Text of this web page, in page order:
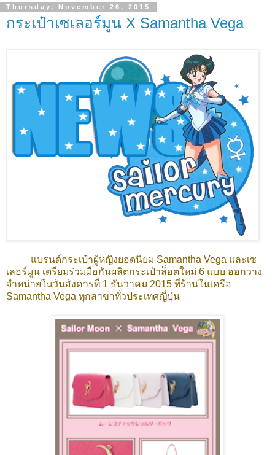
Thursday, November 26, 2015
กระเป๋าเซเลอร์มูน X Samantha Vega
แบรนด์กระเป๋าผู้หญิงยอดนิยม Samantha Vega และเซ
เลอร์มูน เตรียมร่วมมือกันผลิตกระเป๋าล็อตใหม่ 6 แบบ ออกวาง
จำหน่ายในวันอังคารที่ 1 ธันวาคม 2015 ที่ร้านในเครือ
Samantha Vega ทุกสาขาทั่วประเทศญี่ปุ่น